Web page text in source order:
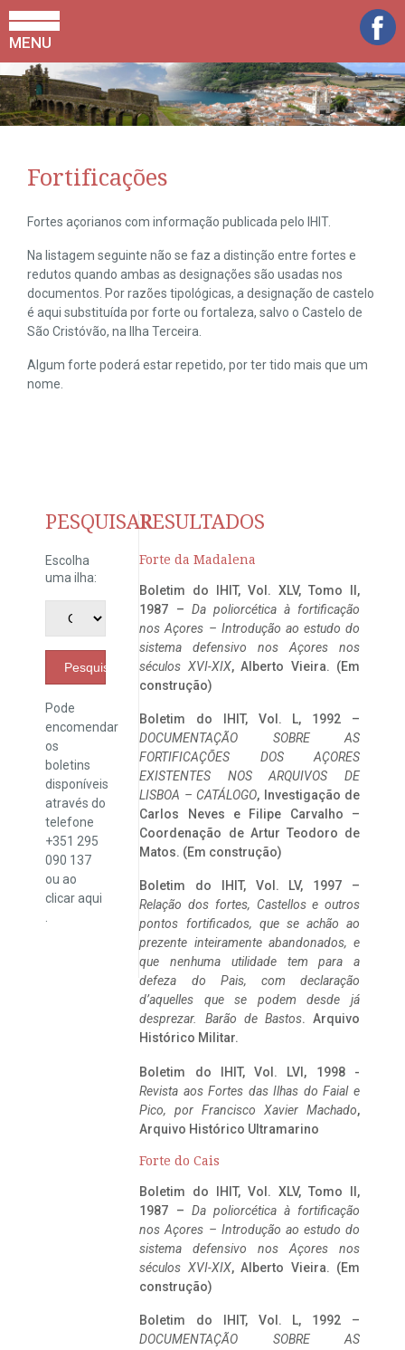
MENU
Fortificações
Fortes açorianos com informação publicada pelo IHIT.
Na listagem seguinte não se faz a distinção entre fortes e
redutos quando ambas as designações são usadas nos
documentos. Por razões tipológicas, a designação de castelo
é aqui substituída por forte ou fortaleza, salvo o Castelo de
São Cristóvão, na Ilha Terceira.
Algum forte poderá estar repetido, por ter tido mais que um
nome.
PESQUISAR
Escolha
uma ilha:
Pesquisar
Pode
encomendar
os
boletins
disponíveis
através do
telefone
+351 295
090 137
ou ao
clicaraqui
RESULTADOS
Forte da Madalena
Boletim do IHIT, Vol. XLV, Tomo II,
1987 – Da poliorcética à fortificação
nos Açores – Introdução ao estudo do
sistema defensivo nos Açores nos
séculos XVI-XIX, Alberto Vieira. (Em
construção)
Boletim do IHIT, Vol. L, 1992 –
DOCUMENTAÇÃO SOBRE AS
FORTIFICAÇÕES DOS AÇORES
EXISTENTES NOS ARQUIVOS DE
LISBOA – CATÁLOGO, Investigação de
Carlos Neves e Filipe Carvalho –
Coordenação de Artur Teodoro de
Matos. (Em construção)
Boletim do IHIT, Vol. LV, 1997 –
Relação dos fortes, Castellos e outros
pontos fortificados, que se achão ao
prezente inteiramente abandonados, e
que nenhuma utilidade tem para a
defeza do Pais, com declaração
d’aquelles que se podem desde já
desprezar. Barão de Bastos. Arquivo
Histórico Militar.
Boletim do IHIT, Vol. LVI, 1998 -
Revista aos Fortes das Ilhas do Faial e
Pico, por Francisco Xavier Machado,
Arquivo Histórico Ultramarino
Forte do Cais
Boletim do IHIT, Vol. XLV, Tomo II,
1987 – Da poliorcética à fortificação
nos Açores – Introdução ao estudo do
sistema defensivo nos Açores nos
séculos XVI-XIX, Alberto Vieira. (Em
construção)
Boletim do IHIT, Vol. L, 1992 –
DOCUMENTAÇÃO SOBRE AS